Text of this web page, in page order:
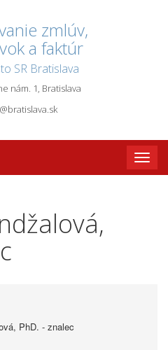
zmlúv,
a faktúr
SR Bratislava
nám. 1, Bratislava
Toggle
PhD. - znalec